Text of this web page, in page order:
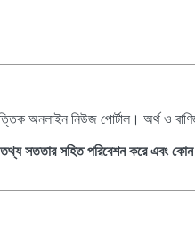
অনলাইন নিউজ পোর্টাল। অর্থ ও
সততার সহিত পরিবেশন করে এবং